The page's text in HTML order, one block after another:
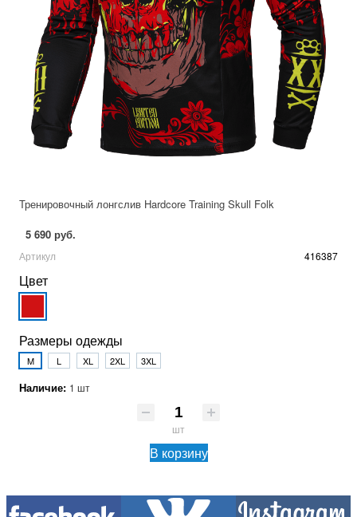
Тренировочный лонгслив Hardcore Training Skull Folk
5 690 руб.
Артикул 416387
Цвет
Размеры одежды
M L XL 2XL 3XL
Наличие: 1 шт
шт
В корзину